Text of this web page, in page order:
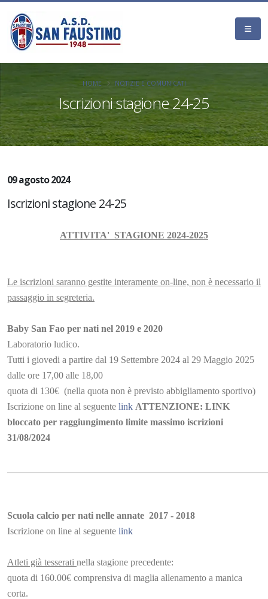
Iscrizioni stagione 24-25
HOME NOTIZIE E COMUNICATI
09 agosto 2024
Iscrizioni stagione 24-25
ATTIVITA' STAGIONE 2024-2025
Le iscrizioni saranno gestite interamente on-line, non è necessario il
passaggio in segreteria.
Baby San Fao per nati nel 2019 e 2020
Laboratorio ludico.
Tutti i giovedi a partire dal 19 Settembre 2024 al 29 Maggio 2025
dalle ore 17,00 alle 18,00
quota di 130€ (nella quota non è previsto abbigliamento sportivo)
Iscrizione on line al seguente link ATTENZIONE: LINK
bloccato per raggiungimento limite massimo iscrizioni
31/08/2024
Scuola calcio per nati nelle annate 2017 - 2018
Iscrizione on line al seguente link
Atleti già tesserati nella stagione precedente:
quota di 160.00€ comprensiva di maglia allenamento a manica
corta.